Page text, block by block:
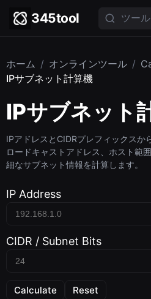
345tool
ホーム / オンラインツール /
IPサブネット計算機
IPサブネット
IPアドレスとCIDRプレフィックスか
ロードキャストアドレス、ホスト範
細なサブネット情報を計算します。
IP Address
CIDR / Subnet Bits
Calculate Reset